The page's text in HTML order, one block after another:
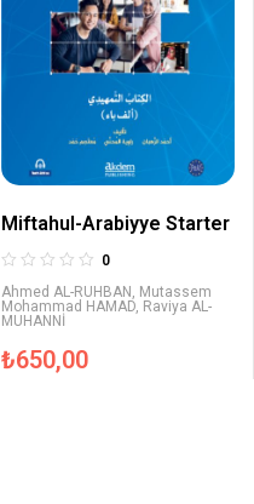
Miftahul-Arabiyye Starter
0
Ahmed AL-RUHBAN , Mutassem
Mohammad HAMAD, Raviya AL-
MUHANNİ
₺650,00